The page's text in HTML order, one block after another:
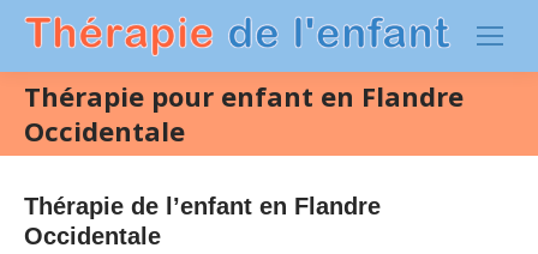
Thérapie pour enfant en Flandre
Occidentale
Thérapie de l’enfant en Flandre
Occidentale